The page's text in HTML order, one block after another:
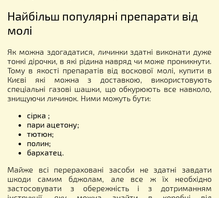
Найбільш популярні препарати від
молі
Як можна здогадатися, личинки здатні виконати дуже
тонкі дірочки, в які рідина навряд чи може проникнути.
Тому в якості препаратів від воскової молі, купити в
Києві які можна з доставкою, використовують
спеціальні газові шашки, що обкурюють все навколо,
знищуючи личинок. Ними можуть бути:
сірка ;
пари ацетону;
тютюн;
полин;
бархатец.
Майже всі перераховані засоби не здатні завдати
шкоди самим бджолам, але все ж їх необхідно
застосовувати з обережність і з дотриманням